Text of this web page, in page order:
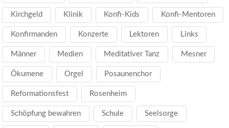
Kirchgeld Klinik Konfi-Kids Konfi-Mentoren
Konfirmanden Konzerte Lektoren Links
Männer Medien Meditativer Tanz Mesner
Ökumene Orgel Posaunenchor
Reformationsfest Rosenheim
Schöpfung bewahren Schule Seelsorge